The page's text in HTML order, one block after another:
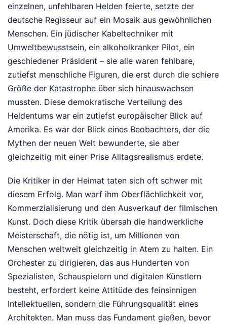
einzelnen, unfehlbaren Helden feierte, setzte der
deutsche Regisseur auf ein Mosaik aus gewöhnlichen
Menschen. Ein jüdischer Kabeltechniker mit
Umweltbewusstsein, ein alkoholkranker Pilot, ein
geschiedener Präsident – sie alle waren fehlbare,
zutiefst menschliche Figuren, die erst durch die schiere
Größe der Katastrophe über sich hinauswachsen
mussten. Diese demokratische Verteilung des
Heldentums war ein zutiefst europäischer Blick auf
Amerika. Es war der Blick eines Beobachters, der die
Mythen der neuen Welt bewunderte, sie aber
gleichzeitig mit einer Prise Alltagsrealismus erdete.
Die Kritiker in der Heimat taten sich oft schwer mit
diesem Erfolg. Man warf ihm Oberflächlichkeit vor,
Kommerzialisierung und den Ausverkauf der filmischen
Kunst. Doch diese Kritik übersah die handwerkliche
Meisterschaft, die nötig ist, um Millionen von
Menschen weltweit gleichzeitig in Atem zu halten. Ein
Orchester zu dirigieren, das aus Hunderten von
Spezialisten, Schauspielern und digitalen Künstlern
besteht, erfordert keine Attitüde des feinsinnigen
Intellektuellen, sondern die Führungsqualität eines
Architekten. Man muss das Fundament gießen, bevor